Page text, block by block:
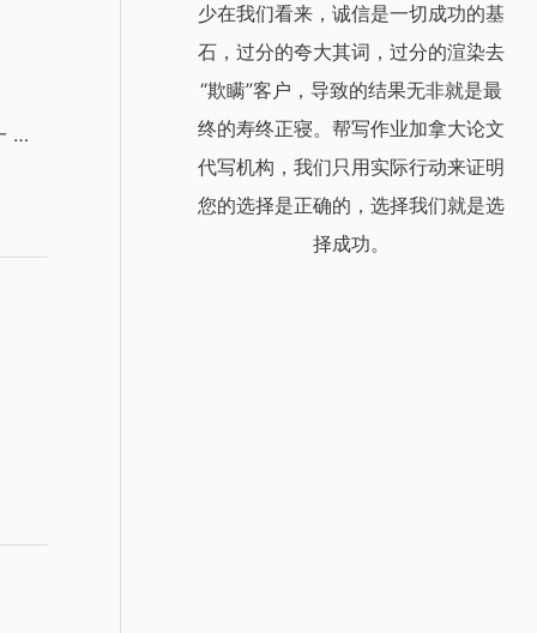
…
少在我们看来，诚信是一切成功的基
石，过分的夸大其词，过分的渲染去
“欺瞒”客户，导致的结果无非就是最
终的寿终正寝。帮写作业加拿大论文
代写机构，我们只用实际行动来证明
您的选择是正确的，选择我们就是选
择成功。